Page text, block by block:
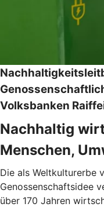
Volksbanken
Nachhaltig
Menschen,
Die als Weltkulturerbe
Genossenschaftsidee
über 170 Jahren